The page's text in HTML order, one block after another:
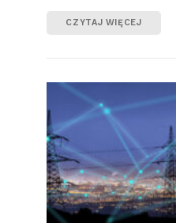
CZYTAJ WIĘCEJ